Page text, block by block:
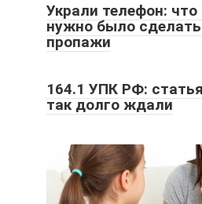
Украли телефон:
нужно было
пропажи
164.1 УПК РФ:
так долго ждали